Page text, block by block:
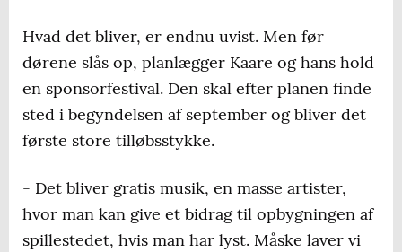
Hvad det bliver, er endnu uvist. Men før
dørene slås op, planlægger Kaare og hans hold
en sponsorfestival. Den skal efter planen finde
sted i begyndelsen af september og bliver det
første store tilløbsstykke.
- Det bliver gratis musik, en masse artister,
hvor man kan give et bidrag til opbygningen af
spillestedet, hvis man har lyst. Måske laver vi